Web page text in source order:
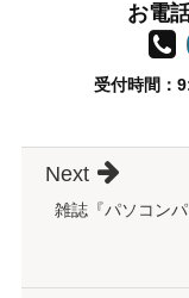
お電
受付時間：
雑誌『パソコン
Next